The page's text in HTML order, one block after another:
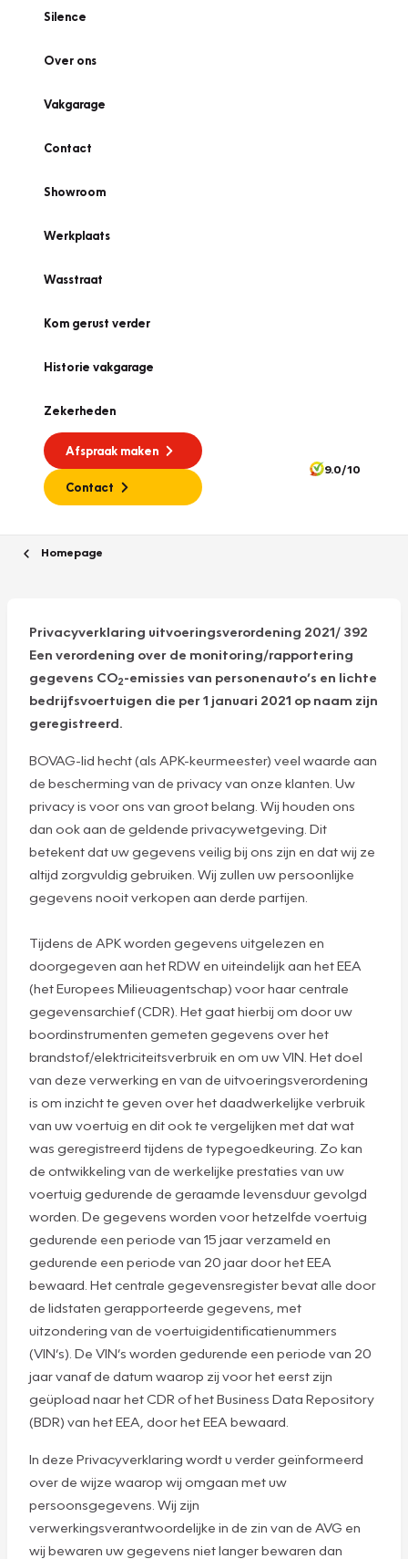
Silence
Over ons
Vakgarage
Contact
Showroom
Werkplaats
Wasstraat
Kom gerust verder
Historie vakgarage
Zekerheden
Afspraak maken
Contact
9.0/10
Homepage
Privacyverklaring uitvoeringsverordening 2021/ 392
Een verordening over de monitoring/rapportering
gegevens CO2-emissies van personenauto’s en lichte
bedrijfsvoertuigen die per 1 januari 2021 op naam zijn
geregistreerd.
BOVAG-lid hecht (als APK-keurmeester) veel waarde aan
de bescherming van de privacy van onze klanten. Uw
privacy is voor ons van groot belang. Wij houden ons
dan ook aan de geldende privacywetgeving. Dit
betekent dat uw gegevens veilig bij ons zijn en dat wij ze
altijd zorgvuldig gebruiken. Wij zullen uw persoonlijke
gegevens nooit verkopen aan derde partijen.
Tijdens de APK worden gegevens uitgelezen en
doorgegeven aan het RDW en uiteindelijk aan het EEA
(het Europees Milieuagentschap) voor haar centrale
gegevensarchief (CDR). Het gaat hierbij om door uw
boordinstrumenten gemeten gegevens over het
brandstof/elektriciteitsverbruik en om uw VIN. Het doel
van deze verwerking en van de uitvoeringsverordening
is om inzicht te geven over het daadwerkelijke verbruik
van uw voertuig en dit ook te vergelijken met dat wat
was geregistreerd tijdens de typegoedkeuring. Zo kan
de ontwikkeling van de werkelijke prestaties van uw
voertuig gedurende de geraamde levensduur gevolgd
worden. De gegevens worden voor hetzelfde voertuig
gedurende een periode van 15 jaar verzameld en
gedurende een periode van 20 jaar door het EEA
bewaard. Het centrale gegevensregister bevat alle door
de lidstaten gerapporteerde gegevens, met
uitzondering van de voertuigidentificatienummers
(VIN’s). De VIN’s worden gedurende een periode van 20
jaar vanaf de datum waarop zij voor het eerst zijn
geüpload naar het CDR of het Business Data Repository
(BDR) van het EEA, door het EEA bewaard.
In deze Privacyverklaring wordt u verder geïnformeerd
over de wijze waarop wij omgaan met uw
persoonsgegevens. Wij zijn
verwerkingsverantwoordelijke in de zin van de AVG en
wij bewaren uw gegevens niet langer bewaren dan